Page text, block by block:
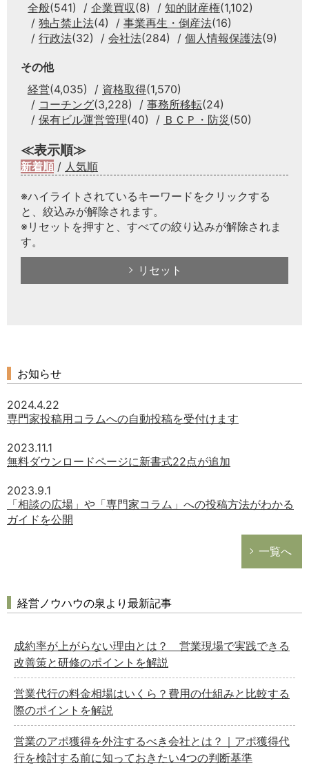
全般(541) 企業買収(8) 知的財産権(1,102)
独占禁止法(4) 事業再生・倒産法(16)
行政法(32) 会社法(284) 個人情報保護法(9)
その他
経営(4,035) 資格取得(1,570)
コーチング(3,228) 事務所移転(24)
保有ビル運営管理(40) ＢＣＰ・防災 (50)
≪表示順≫
新着順 / 人気順
※ハイライトされているキーワードをクリックする
と、絞込みが解除されます。
※リセットを押すと、すべての絞り込みが解除されま
す。
リセット
お知らせ
2024.4.22
専門家投稿用コラムへの自動投稿を受付けます
2023.11.1
無料ダウンロードページに新書式22点が追加
2023.9.1
「相談の広場」や「専門家コラム」への投稿方法がわかる
ガイドを公開
一覧へ
経営ノウハウの泉より最新記事
成約率が上がらない理由とは？ 営業現場で実践できる
改善策と研修のポイントを解説
営業代行の料金相場はいくら？費用の仕組みと比較する
際のポイントを解説
営業のアポ獲得を外注するべき会社とは？｜アポ獲得代
行を検討する前に知っておきたい4つの判断基準